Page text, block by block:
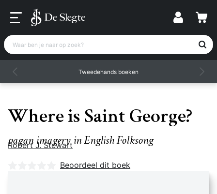
Waar ben je naar op zoek?
Tweedehands boeken
Where is Saint George?
pagan imagery in English Folksong
Robert J. Stewart
Nog geen beoordelingen
Beoordeel dit boek